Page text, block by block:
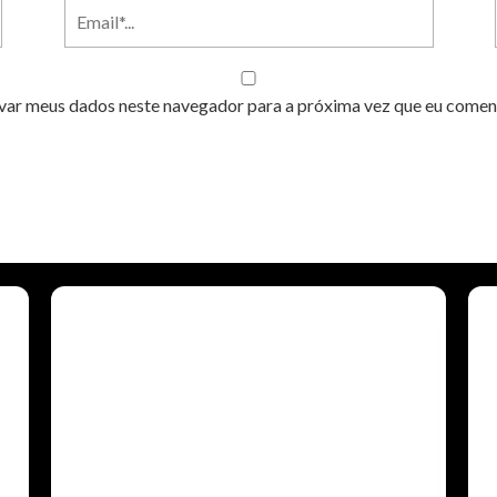
meus dados neste navegador para a próxima vez que eu